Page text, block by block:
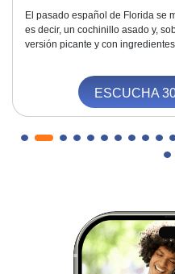
El pasado español de Florida se
es decir, un cochinillo asado y,
versión picante y con
ESCUCHA